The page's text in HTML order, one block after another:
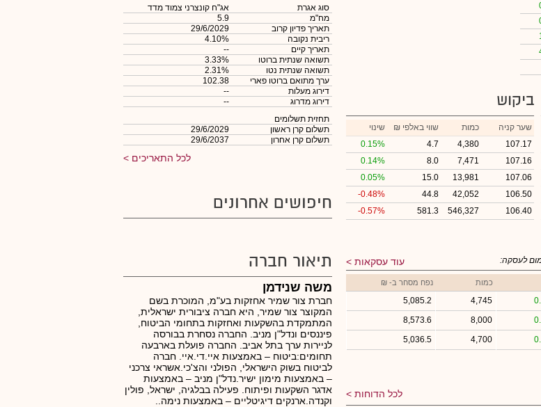
ביקוש
שער קניה כמות ₪ שווי באלפי
שינוי
107.17
4,380
4.7
0.15%
107.16
7,471
8.0
0.14%
107.06
13,981
15.0
0.05%
106.50
42,052
44.8
-0.48%
106.40
546,327
581.3
-0.57%
עוד עסקאות לעסקה:
כמות נפח מסחר ב- ₪
4,745
5,085.2
8,000
8,573.6
4,700
5,036.5
לכל הדוחות
סוג אגרת
אג"ח קונצרני צמוד מדד
מח"מ
5.9
תאריך פדיון קרוב
29/6/2029
ריבית נקובה
4.10%
תאריך קיים
--
תשואה שנתית ברוטו
3.33%
תשואה שנתית נטו
2.31%
ערך מתואם ברוטו פארי
102.38
דירוג מעלות
--
דירוג מדרוג
--
תחזית תשלומים
תשלום קרן ראשון
29/6/2029
תשלום קרן אחרון
29/6/2037
לכל התאריכים
חיפושים אחרונים
תיאור חברה
משה שנידמן
חברת צור שמיר אחזקות בע"מ, המוכרת בשם
המקוצר צור שמיר, היא חברה ציבורית ישראלית,
המתמקדת בהשקעות ואחזקות בתחומי הביטוח,
פיננסים ונדל"ן מניב. החברה נסחרת בבורסה
לניירות ערך בתל אביב. החברה פועלת בארבעה
תחומים:ביטוח – באמצעות איי.די.איי. חברה
לביטוח בשוק הישראלי, הפולני והצ'כי.אשראי צרכני
– באמצעות מימון ישיר.נדל"ן מניב – באמצעות
אדגר השקעות ופיתוח. פעילה בבלגיה, ישראל, פולין
וקנדה.ארנקים דיגיטליים – באמצעות נימה..